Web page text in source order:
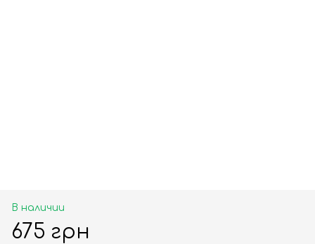
В наличии
675 грн